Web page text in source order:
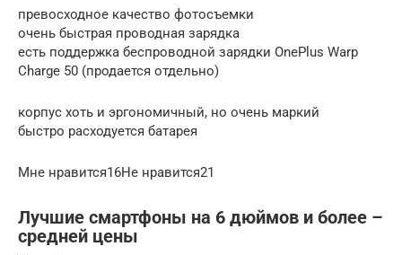
превосходное качество фотосъемки
очень быстрая проводная зарядка
есть поддержка беспроводной зарядки OnePlus Warp
Charge 50 (продается отдельно)
корпус хоть и эргономичный, но очень маркий
быстро расходуется батарея
Мне нравится16Не нравится21
Лучшие смартфоны на 6 дюймов и более –
средней цены